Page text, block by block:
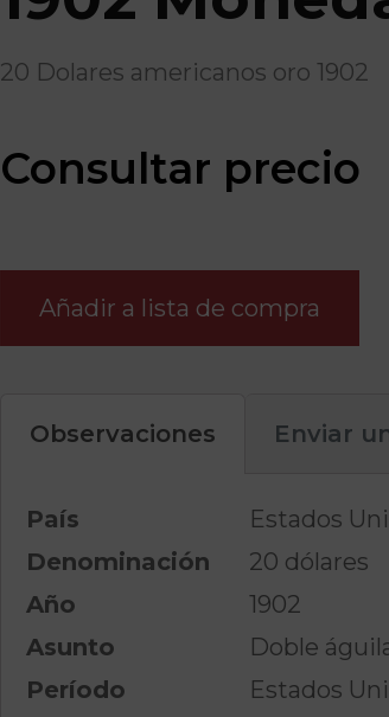
20 Dolares americanos oro 1902
Consultar precio
Añadir a lista de compra
Observaciones Enviar
País
Estados
Denominación
20 dólares
Año
1902
Asunto
Doble
Período
Estados